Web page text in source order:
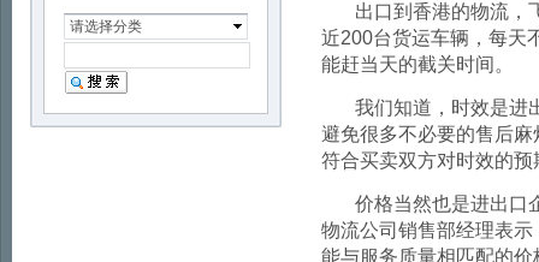
请选择分类
出口到香港的物流，
近200台货运车辆，每天
能赶当天的截关时间。
我们知道，时效是进
避免很多不必要的售后
符合买卖双方对时效的
价格当然也是进出口
物流公司销售部经理表
能与服务质量相匹配的